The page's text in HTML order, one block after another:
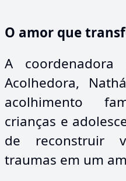
O amor que
A coordenadora
Acolhedora,
acolhimento
crianças e
de reconstruir
traumas em um